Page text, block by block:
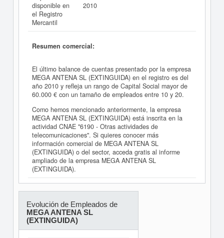
disponible en
el Registro
Mercantil
2010
Resumen comercial:
El último balance de cuentas presentado por la empresa
MEGA ANTENA SL (EXTINGUIDA) en el registro es del
año 2010 y refleja un rango de Capital Social mayor de
60.000 € con un tamaño de empleados entre 10 y 20.
Como hemos mencionado anteriormente, la empresa
MEGA ANTENA SL (EXTINGUIDA) está inscrita en la
actividad CNAE "6190 - Otras actividades de
telecomunicaciones". Si quieres conocer más
información comercial de MEGA ANTENA SL
(EXTINGUIDA) o del sector, acceda gratis al informe
ampliado de la empresa MEGA ANTENA SL
(EXTINGUIDA).
Evolución de Empleados de
MEGA ANTENA SL
(EXTINGUIDA)